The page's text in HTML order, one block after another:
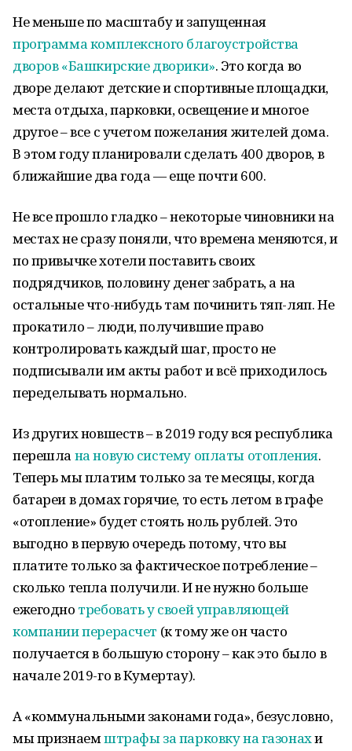
Не меньше по масштабу и запущенная
программа комплексного благоустройства
дворов «Башкирские дворики». Это когда во
дворе делают детские и спортивные площадки,
места отдыха, парковки, освещение и многое
другое – все с учетом пожелания жителей дома.
В этом году планировали сделать 400 дворов, в
ближайшие два года — еще почти 600.
Не все прошло гладко – некоторые чиновники на
местах не сразу поняли, что времена меняются, и
по привычке хотели поставить своих
подрядчиков, половину денег забрать, а на
остальные что-нибудь там починить тяп-ляп. Не
прокатило – люди, получившие право
контролировать каждый шаг, просто не
подписывали им акты работ и всё приходилось
переделывать нормально.
Из других новшеств – в 2019 году вся республика
перешла на новую систему оплаты отопления.
Теперь мы платим только за те месяцы, когда
батареи в домах горячие, то есть летом в графе
«отопление» будет стоять ноль рублей. Это
выгодно в первую очередь потому, что вы
платите только за фактическое потребление –
сколько тепла получили. И не нужно больше
ежегодно требовать у своей управляющей
компании перерасчет (к тому же он часто
получается в большую сторону – как это было в
начале 2019-го в Кумертау).
А «коммунальными законами года», безусловно,
мы признаемштрафы за парковку на газонахи